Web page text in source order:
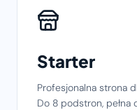
Starter
Profesjonalna strona
Do 8 podstron, pełna